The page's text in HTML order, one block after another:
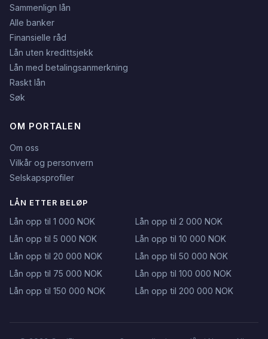
Sammenlign lån
Alle banker
Finansielle råd
Lån uten kredittsjekk
Lån med betalingsanmerkning
Raskt lån
Søk
OM PORTALEN
Om oss
Vilkår og personvern
Selskapsprofiler
LÅN ETTER BELØP
Lån opp til 1 000 NOK
Lån opp til 2 000 NOK
Lån opp til 5 000 NOK
Lån opp til 10 000 NOK
Lån opp til 20 000 NOK
Lån opp til 50 000 NOK
Lån opp til 75 000 NOK
Lån opp til 100 000 NOK
Lån opp til 150 000 NOK
Lån opp til 200 000 NOK